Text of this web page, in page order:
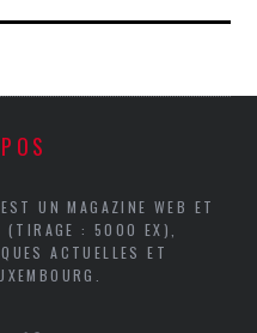
UN MAGAZINE WEB ET
(TIRAGE : 5000 EX),
ACTUELLES ET